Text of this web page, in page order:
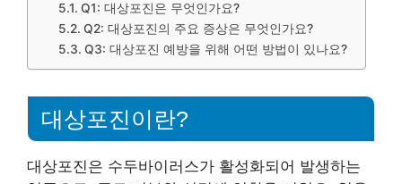
Q1: 대상포진은 무엇인가요?
Q2: 대상포진의 주요 증상은 무엇인가요?
Q3: 대상포진 예방을 위해 어떤 방법이 있나요?
대상포진이란?
대상포진은 수두바이러스가 활성화되어 발생하는